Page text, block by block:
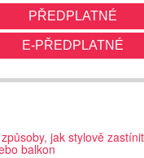
PŘEDPLATNÉ
E-PŘEDPLATNÉ
jak stylově
balkon